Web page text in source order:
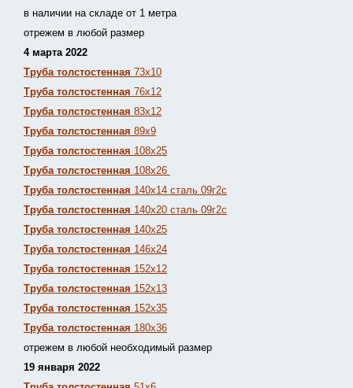
в наличии на складе от 1 метра
отрежем в любой размер
4 марта 2022
Труба толстостенная 73х10
Труба толстостенная 76х12
Труба толстостенная 83х12
Труба толстостенная 89х9
Труба толстостенная 108х25
Труба толстостенная 108х26
Труба толстостенная 140х14 сталь 09г2с
Труба толстостенная 140х20 сталь 09г2с
Труба толстостенная 140х25
Труба толстостенная 146х24
Труба толстостенная 152х12
Труба толстостенная 152х13
Труба толстостенная 152х35
Труба толстостенная 180х36
отрежем в любой необходимый размер
19 января 2022